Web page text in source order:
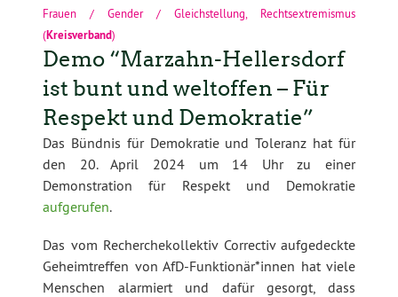
Frauen / Gender / Gleichstellung
Rechtsextremismus
(Kreisverband)
Demo “Marzahn-Hellersdorf
ist bunt und weltoffen – Für
Respekt und Demokratie”
Das Bündnis für Demokratie und Toleranz hat für
den 20. April 2024 um 14 Uhr zu einer
Demonstration für Respekt und Demokratie
aufgerufen.
Das vom Recherchekollektiv Correctiv aufgedeckte
Geheimtreffen von AfD-Funktionär*innen hat viele
Menschen alarmiert und dafür gesorgt, dass